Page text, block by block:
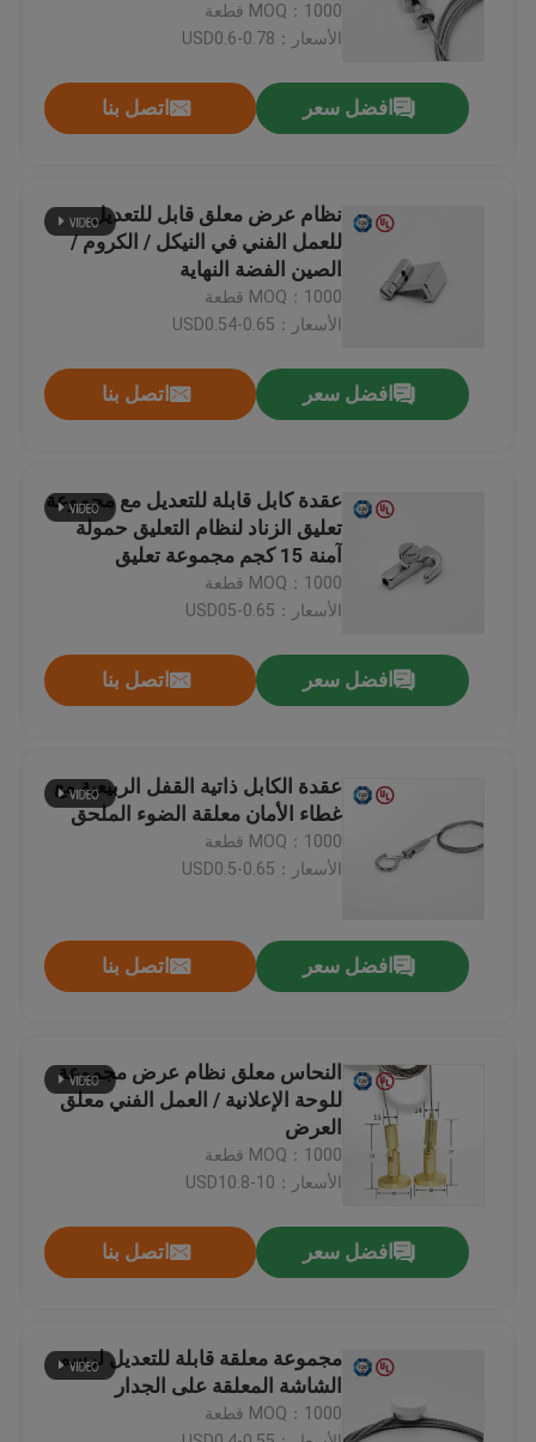
منتجات
معلومات عنا
مراقبة الجودة
اتصل بنا
اطلب اقتباس
كابل، القابضون
قابل للتعديل كابل القابضون
MOQ：1000 قطعة
الأسعار：USD0.6-0.78
افضل سعر اتصل بنا
نظام عرض معلق قابل للتعديل
للعمل الفني في النيكل / الكروم /
الصين الفضة النهاية
MOQ：1000 قطعة
الأسعار：USD0.54-0.65
افضل سعر اتصل بنا
عقدة كابل قابلة للتعديل مع مجموعة
تعليق الزناد لنظام التعليق حمولة
آمنة 15 كجم مجموعة تعليق
MOQ：1000 قطعة
الأسعار：USD05-0.65
افضل سعر اتصل بنا
عقدة الكابل ذاتية القفل الربيعية مع
غطاء الأمان معلقة الضوء الملحق
MOQ：1000 قطعة
الأسعار：USD0.5-0.65
افضل سعر اتصل بنا
النحاس معلق نظام عرض مجموعة
للوحة الإعلانية / العمل الفني معلق
العرض
MOQ：1000 قطعة
الأسعار：USD10.8-10
افضل سعر اتصل بنا
مجموعة معلقة قابلة للتعديل لرسم
الشاشة المعلقة على الجدار
MOQ：1000 قطعة